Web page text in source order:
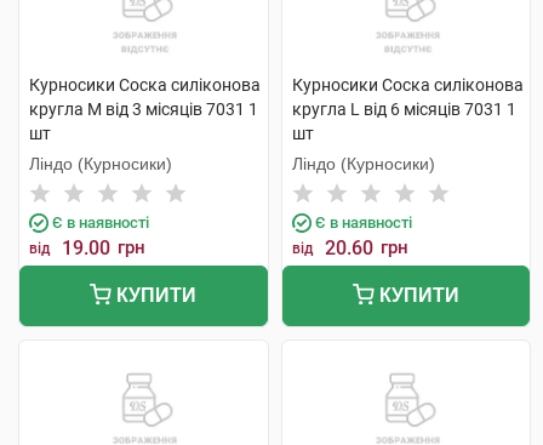
Курносики Соска силіконова
кругла M від 3 місяців 7031 1
шт
Ліндо (Курносики)
Є в наявності
від 19.00 грн
КУПИТИ
Курносики Соска силіконова
кругла L від 6 місяців 7031 1
шт
Ліндо (Курносики)
Є в наявності
від 20.60 грн
КУПИТИ